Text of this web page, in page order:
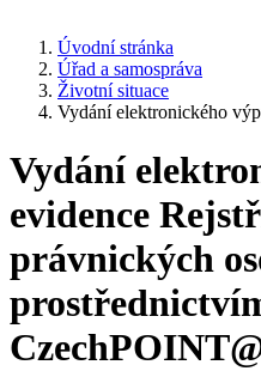
Úvodní stránka
Úřad a samospráva
Životní situace
Vydání elektronického
Vydání
evidence
právnických